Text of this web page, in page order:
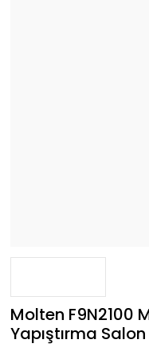
Molten F9N2100
Yapıştırma